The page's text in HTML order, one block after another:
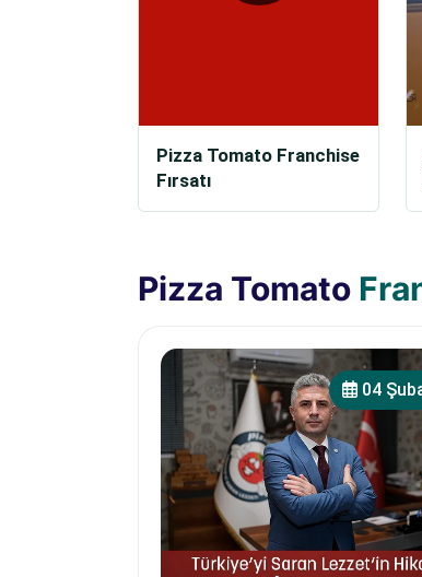
Pizza Tomato Franchise
Fırsatı
Pizza Tomato
04